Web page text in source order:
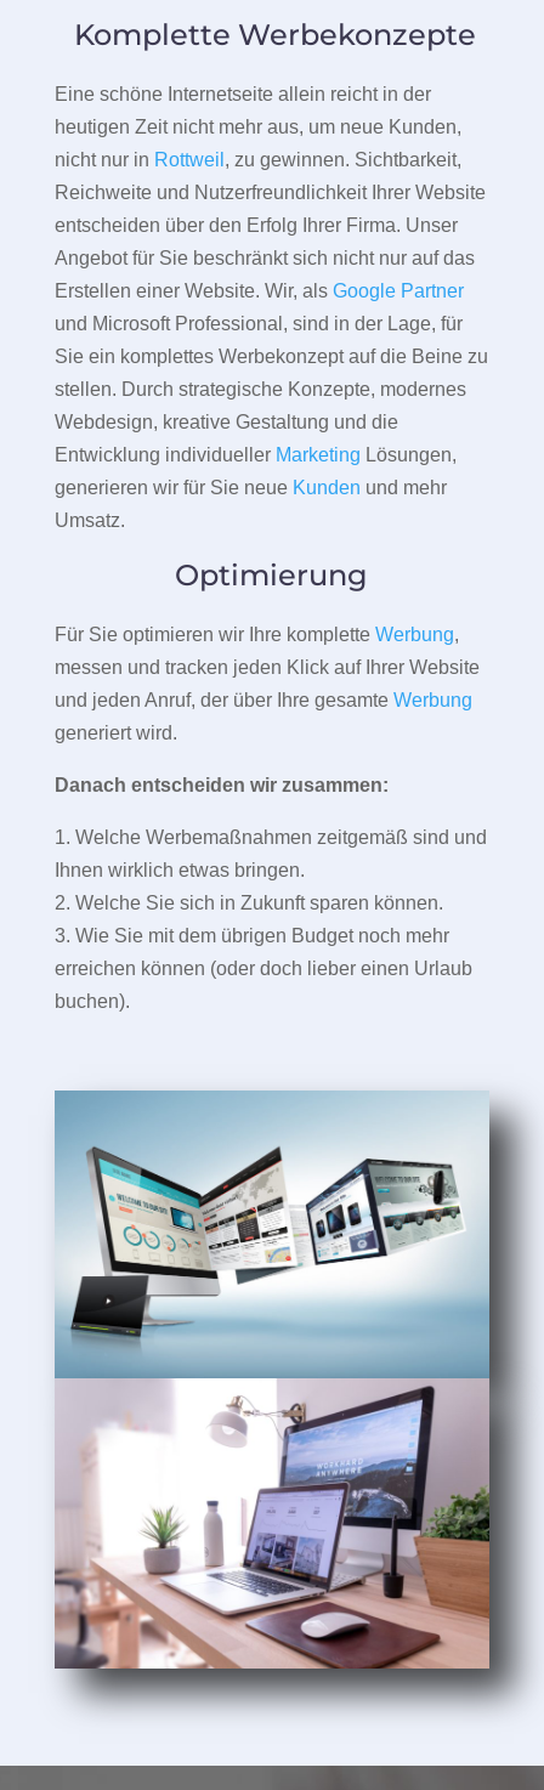
Komplette Werbekonzepte
Eine schöne Internetseite allein reicht in der
heutigen Zeit nicht mehr aus, um neue Kunden,
nicht nur in Rottweil , zu gewinnen. Sichtbarkeit,
Reichweite und Nutzerfreundlichkeit Ihrer Website
entscheiden über den Erfolg Ihrer Firma. Unser
Angebot für Sie beschränkt sich nicht nur auf das
Erstellen einer Website. Wir, als Google Partner
und Microsoft Professional, sind in der Lage, für
Sie ein komplettes Werbekonzept auf die Beine zu
stellen. Durch strategische Konzepte, modernes
Webdesign, kreative Gestaltung und die
Entwicklung individueller Marketing Lösungen,
generieren wir für Sie neue Kunden und mehr
Umsatz.
Optimierung
Für Sie optimieren wir Ihre komplette Werbung,
messen und tracken jeden Klick auf Ihrer Website
und jeden Anruf, der über Ihre gesamte Werbung
generiert wird.
Danach entscheiden wir zusammen:
1. Welche Werbemaßnahmen zeitgemäß sind und
Ihnen wirklich etwas bringen.
2. Welche Sie sich in Zukunft sparen können.
3. Wie Sie mit dem übrigen Budget noch mehr
erreichen können (oder doch lieber einen Urlaub
buchen).